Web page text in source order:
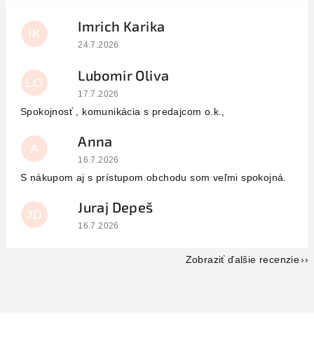
IK Imrich Karika
Hodnotenie obchodu je 5 z 5 hviezdičiek.
24.7.2026
LO Lubomir Oliva
Hodnotenie obchodu je 5 z 5 hviezdičiek.
17.7.2026
Spokojnosť , komunikácia s predajcom o.k.,
A Anna
Hodnotenie obchodu je 5 z 5 hviezdičiek.
16.7.2026
S nákupom aj s prístupom obchodu som veľmi spokojná.
JD Juraj Depeš
Hodnotenie obchodu je 5 z 5 hviezdičiek.
16.7.2026
Zobraziť ďalšie recenzie